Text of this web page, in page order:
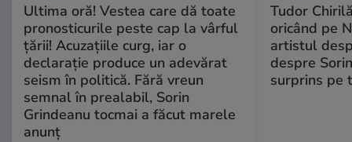
Ultima oră! Vestea care dă toate
pronosticurile peste cap la vârful
țării! Acuzațiile curg, iar o
declarație produce un adevărat
seism în politică. Fără vreun
semnal în prealabil, Sorin
Grindeanu tocmai a făcut marele
anunț
Tudor
oricând pe
artistul
despre
surprins pe